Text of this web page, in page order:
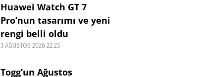
Huawei Watch GT 7
Pro’nun tasarımı ve yeni
rengi belli oldu
3 AĞUSTOS 2026 22:23
Togg’un Ağustos